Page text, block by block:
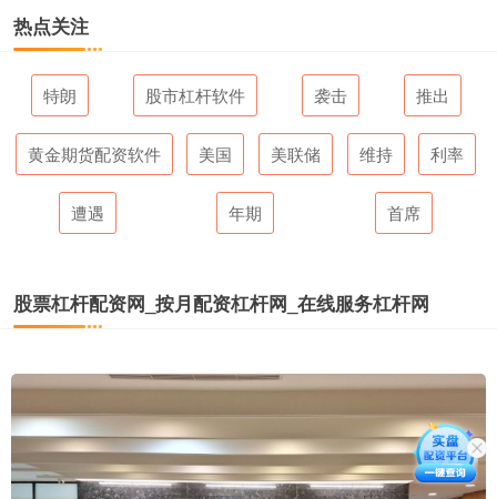
热点关注
特朗 股市杠杆软件 袭击 推出
黄金期货配资软件 美国 美联储 维持 利率
遭遇 年期 首席
股票杠杆配资网_按月配资杠杆网_在线服务杠杆网